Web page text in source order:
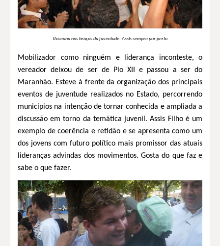
Roseana nos braços da juventude: Assis sempre por perto
Mobilizador como ninguém e liderança inconteste, o
vereador deixou de ser de Pio XII e passou a ser do
Maranhão. Esteve à frente da organização dos principais
eventos de juventude realizados no Estado, percorrendo
municípios na intenção de tornar conhecida e ampliada a
discussão em torno da temática juvenil. Assis Filho é um
exemplo de coerência e retidão e se apresenta como um
dos jovens com futuro político mais promissor das atuais
lideranças advindas dos movimentos. Gosta do que faz e
sabe o que fazer.